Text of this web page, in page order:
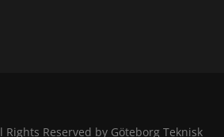
Reserved by Göteborg Teknisk